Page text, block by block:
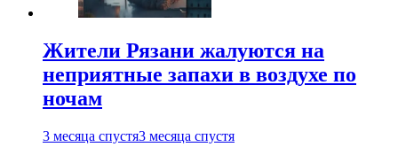
Жители Рязани жалуются на
неприятные запахи в воздухе по
ночам
3 месяца спустя3 месяца спустя